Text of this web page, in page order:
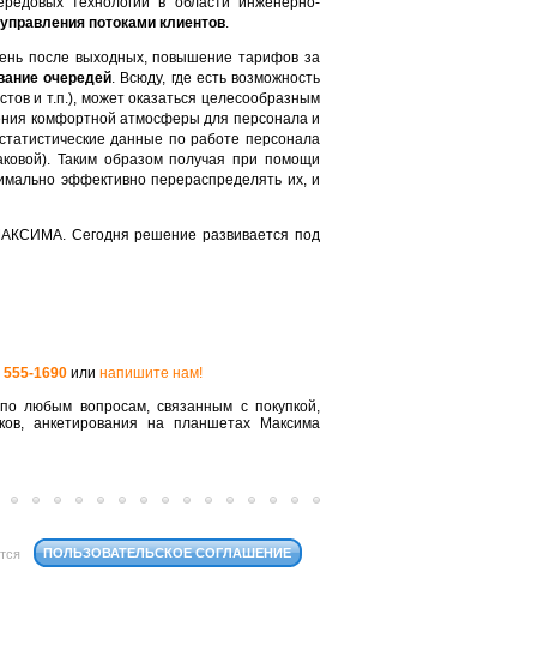
потоками клиентов.
после выходных, повышение тарифов за
очередей. Всюду, где есть возможность
и т.п.), может оказаться целесообразным
комфортной атмосферы для персонала и
данные по работе персонала
Таким образом получая при помощи
эффективно перераспределять их, и
Сегодня решение развивается под
555-1690 или напишите нам!
любым вопросам, связанным с покупкой,
анкетирования на планшетах Максима
ПОЛЬЗОВАТЕЛЬСКОЕ СОГЛАШЕНИЕ